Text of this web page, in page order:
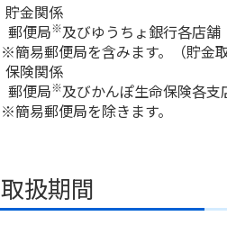
貯金関係
局※及びゆうちょ銀行各店舗
郵便局を含みます。（貯金取
保険関係
局※及びかんぽ生命保険各支
郵便局を除きます。
扱期間